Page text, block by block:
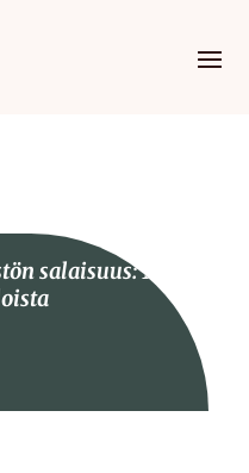
salaisuus: 10